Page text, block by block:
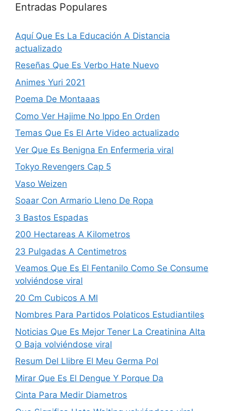
Entradas Populares
Aquí Que Es La Educación A Distancia
actualizado
Reseñas Que Es Verbo Hate Nuevo
Animes Yuri 2021
Poema De Montaaas
Como Ver Hajime No Ippo En Orden
Temas Que Es El Arte Video actualizado
Ver Que Es Benigna En Enfermeria viral
Tokyo Revengers Cap 5
Vaso Weizen
Soaar Con Armario Lleno De Ropa
3 Bastos Espadas
200 Hectareas A Kilometros
23 Pulgadas A Centimetros
Veamos Que Es El Fentanilo Como Se Consume
volviéndose viral
20 Cm Cubicos A Ml
Nombres Para Partidos Pola­ticos Estudiantiles
Noticias Que Es Mejor Tener La Creatinina Alta
O Baja volviéndose viral
Resum Del Llibre El Meu Germa Pol
Mirar Que Es El Dengue Y Porque Da
Cinta Para Medir Diametros